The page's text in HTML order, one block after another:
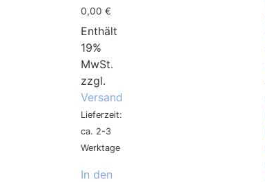
0,00 €
Enthält
19%
MwSt.
zzgl.
Versand
Lieferzeit:
ca. 2-3
Werktage
In den